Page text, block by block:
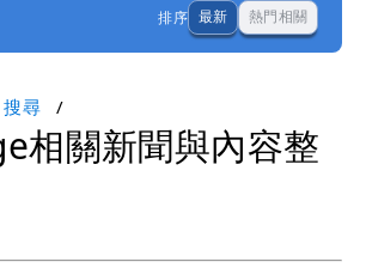
排序 最新 熱門相關
搜尋
相關新聞與內容整